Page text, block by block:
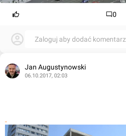
0
Zaloguj aby dodać komentarz
Jan Augustynowski
06.10.2017, 02:03